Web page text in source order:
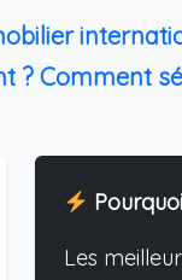
? Comment
Les